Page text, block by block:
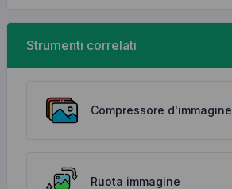
Strumenti correlati
Compressore d'immagine
Ruota immagine